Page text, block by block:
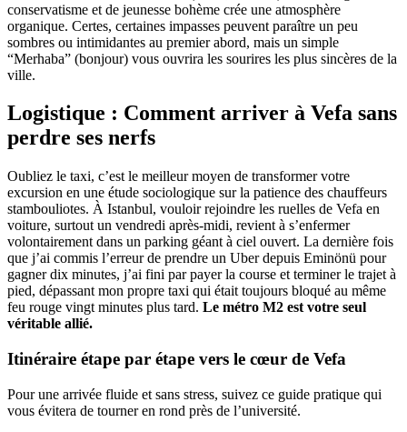
conservatisme et de jeunesse bohème crée une atmosphère
organique. Certes, certaines impasses peuvent paraître un peu
sombres ou intimidantes au premier abord, mais un simple
“Merhaba” (bonjour) vous ouvrira les sourires les plus sincères de la
ville.
Logistique : Comment arriver à Vefa sans
perdre ses nerfs
Oubliez le taxi, c’est le meilleur moyen de transformer votre
excursion en une étude sociologique sur la patience des chauffeurs
stambouliotes. À Istanbul, vouloir rejoindre les ruelles de Vefa en
voiture, surtout un vendredi après-midi, revient à s’enfermer
volontairement dans un parking géant à ciel ouvert. La dernière fois
que j’ai commis l’erreur de prendre un Uber depuis Eminönü pour
gagner dix minutes, j’ai fini par payer la course et terminer le trajet à
pied, dépassant mon propre taxi qui était toujours bloqué au même
feu rouge vingt minutes plus tard. Le métro M2 est votre seul
véritable allié.
Itinéraire étape par étape vers le cœur de Vefa
Pour une arrivée fluide et sans stress, suivez ce guide pratique qui
vous évitera de tourner en rond près de l’université.